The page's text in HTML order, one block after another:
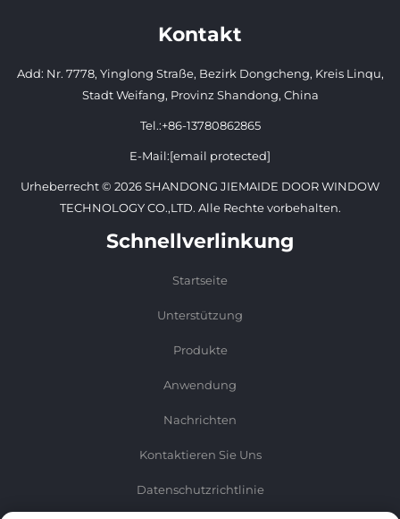
Kontakt
Add: Nr. 7778, Yinglong Straße, Bezirk Dongcheng, Kreis Linqu,
Stadt Weifang, Provinz Shandong, China
Tel.:+86-13780862865
E-Mail:[email protected]
Urheberrecht © 2026 SHANDONG JIEMAIDE DOOR WINDOW
TECHNOLOGY CO.,LTD. Alle Rechte vorbehalten.
Schnellverlinkung
Startseite
Unterstützung
Produkte
Anwendung
Nachrichten
Kontaktieren Sie Uns
Datenschutzrichtlinie